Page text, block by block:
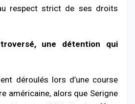
respectstrict de ses droits
une détention qui
déroulés lors d’une course
américaine, alors que Serigne